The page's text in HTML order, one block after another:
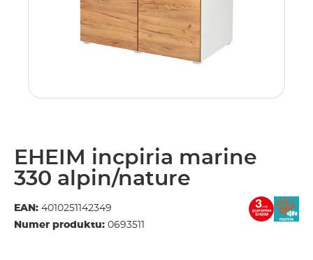
EHEIM incpiria marine
330 alpin/nature
EAN: 4010251142349
Numer produktu: 0693511